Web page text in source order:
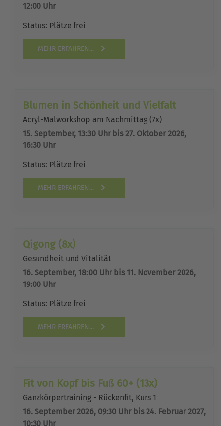
12:00 Uhr
Status: Plätze frei
MEHR ERFAHREN...
Blumen in Schönheit und Vielfalt
Acryl-Malworkshop am Nachmittag (7x)
15. September, 13:30 Uhr bis 27. Oktober 2026,
16:30 Uhr
Status: Plätze frei
MEHR ERFAHREN...
Qigong (8x)
Gesundheit und Vitalität
16. September, 18:00 Uhr bis 11. November 2026,
19:00 Uhr
Status: Plätze frei
MEHR ERFAHREN...
Fit von Kopf bis Fuß 60+ (13x)
Ganzkörpertraining - Rückenfit, Kurs 1
16. September 2026, 09:30 Uhr bis 24. Februar 2027,
10:30 Uhr